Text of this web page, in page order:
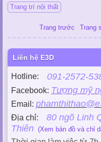
Trang trí nội thất
Trang trước Trang
Liên hệ E3D
Hotline: 091-2572-
Facebook: Tượng mỹ
Email:
Địa chỉ: 80 ngõ Linh
Thiên (Xem bản đồ và chỉ